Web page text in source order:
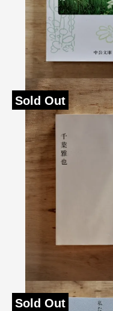
Sold Out
Sold Out